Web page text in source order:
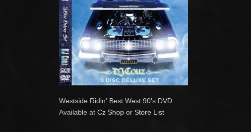
Westside Ridin' Best West 90's DVD
Available at Cz Shop or Store List